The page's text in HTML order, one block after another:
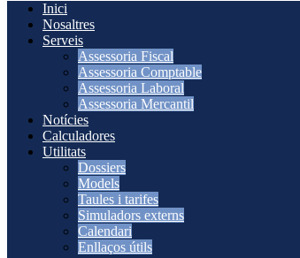
Inici
Nosaltres
Serveis
Assessoria Fiscal
Assessoria Comptable
Assessoria Laboral
Assessoria Mercantil
Notícies
Calculadores
Utilitats
Dossiers
Models
Taules i tarifes
Simuladors externs
Calendari
Enllaços útils